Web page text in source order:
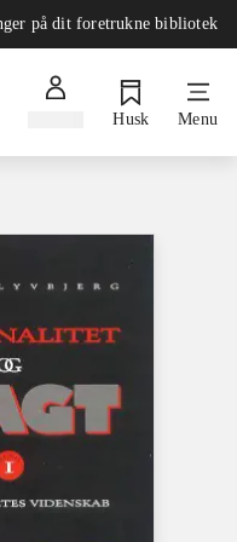
på dit foretrukne bibliotek
Husk Menu